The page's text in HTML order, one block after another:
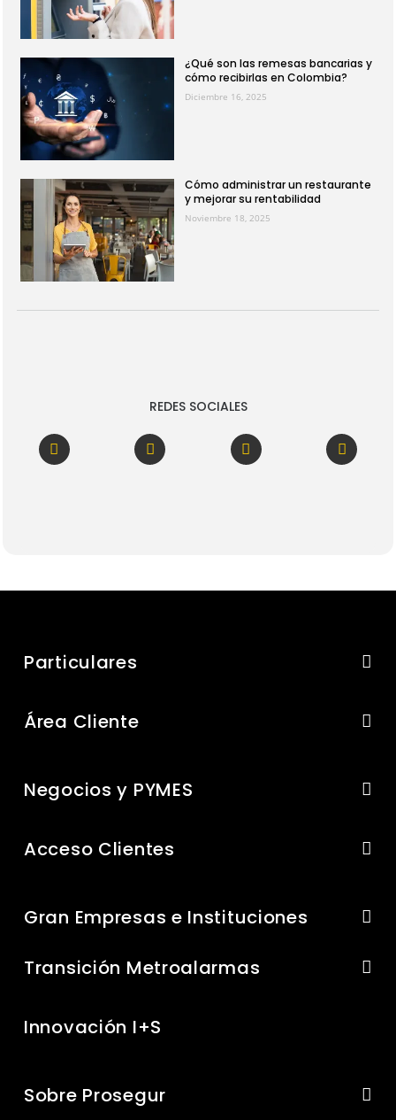
¿Qué son las remesas bancarias y
cómo recibirlas en Colombia?
Diciembre 16, 2025
Cómo administrar un restaurante
y mejorar su rentabilidad
Noviembre 18, 2025
REDES SOCIALES
Particulares
Área Cliente
Negocios y PYMES
Acceso Clientes
Gran Empresas e Instituciones
Transición Metroalarmas
Innovación I+S
Sobre Prosegur